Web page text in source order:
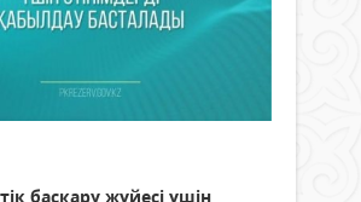
басқару жүйесі үшін